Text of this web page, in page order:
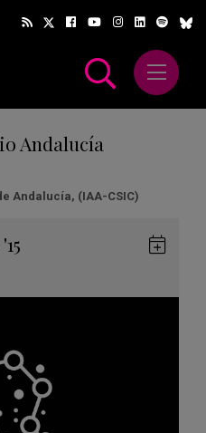
Abrir
Andalucía
Andalucía, (IAA-CSIC)
'15